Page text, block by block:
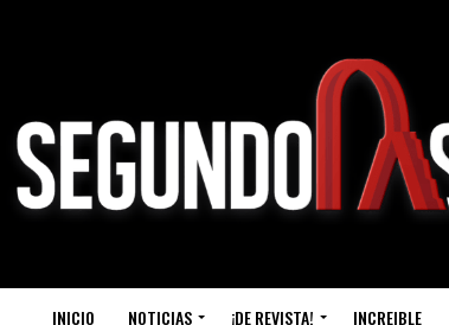
INICIO NOTICIAS ¡DE REVISTA! INCREIBLE